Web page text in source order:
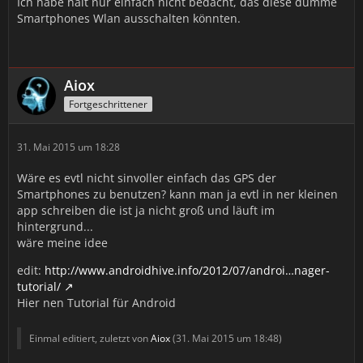
Smartphones Wlan ausschalten könnten.
Aiox
Fortgeschrittener
31. Mai 2015 um 18:28
Wäre es evtl nicht sinvoller einfach das GPS der
Smartphones zu benutzen? kann man ja evtl in ner kleinen
app schreiben die ist ja nicht groß und läuft im
hintergrund...
wäre meine idee
edit: http://www.androidhive.info/2012/07/androi…nager-
tutorial/
Hier nen Tutorial für Android
Einmal editiert, zuletzt vonAiox(31. Mai 2015 um 18:48)